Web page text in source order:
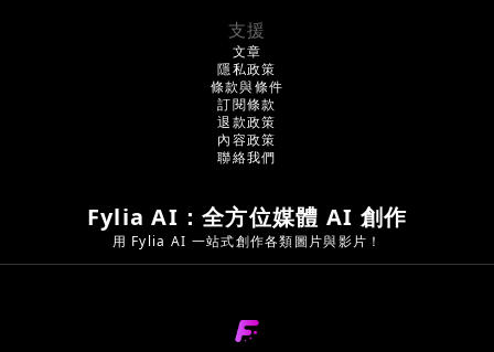
支援
文章
隱私政策
條款與條件
訂閱條款
退款政策
內容政策
聯絡我們
Fylia AI：全方位媒體 AI 創作
用 Fylia AI 一站式創作各類圖片與影片！